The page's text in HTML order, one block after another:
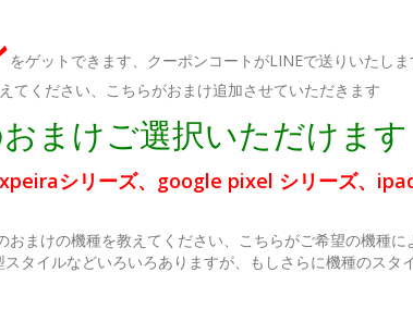
をゲットできます、クーポンコートがLINEで送りいたしま
ください、こちらがおまけ追加させていただきます
まけご選択いただけます
シリーズ、google pixel シリーズ、
まけの機種を教えてください、こちらがご希望の機種
タイルなどいろいろありますが、もしさらに機種のスタ